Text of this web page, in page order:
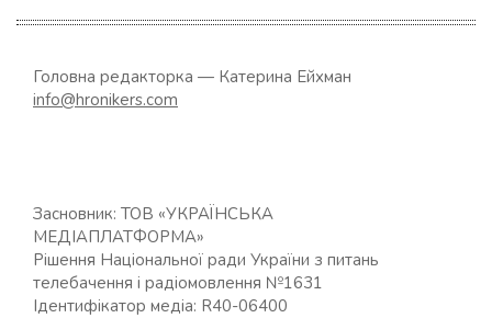
Головна редакторка — Катерина Ейхман
info@hronikers.com
Засновник: ТОВ «УКРАЇНСЬКА
МЕДІАПЛАТФОРМА»
Рішення Національної ради України з питань
телебачення і радіомовлення №1631
Ідентифікатор медіа: R40-06400